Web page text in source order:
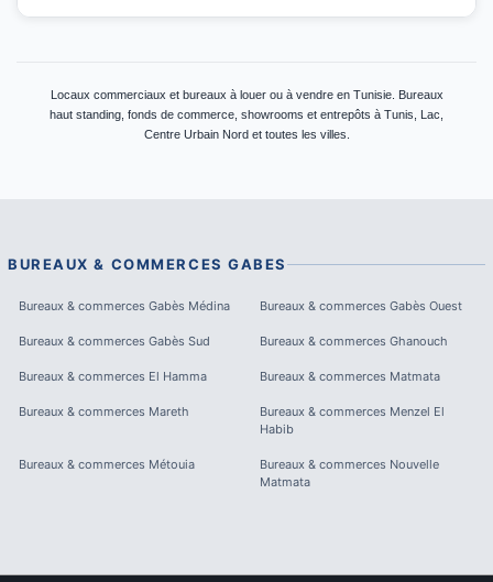
Locaux commerciaux et bureaux à louer ou à vendre en Tunisie. Bureaux
haut standing, fonds de commerce, showrooms et entrepôts à Tunis, Lac,
Centre Urbain Nord et toutes les villes.
BUREAUX & COMMERCES GABES
Bureaux & commerces Gabès Médina Bureaux & commerces Gabès Ouest
Bureaux & commerces Gabès Sud Bureaux & commerces Ghanouch
Bureaux & commerces El Hamma Bureaux & commerces Matmata
Bureaux & commerces Mareth Bureaux & commerces Menzel El
Habib
Bureaux & commerces Métouia Bureaux & commerces Nouvelle
Matmata